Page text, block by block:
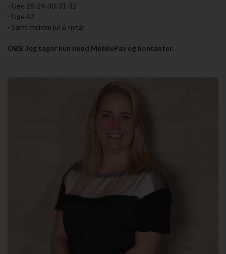
- Uge 28-29-30-31-32
- Uge 42
- Samt mellem jul & nytår
OBS: Jeg tager kun imod MobilePay og kontanter.